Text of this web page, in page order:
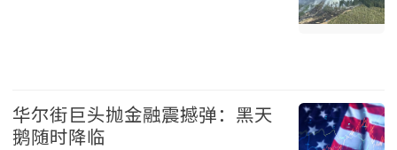
华尔街巨头抛金融震撼弹：黑天
鹅随时降临